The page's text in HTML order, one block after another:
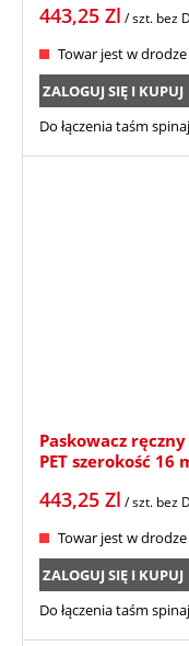
443,25 Zl / szt. bez
Towar jest w
ZALOGUJ SIĘ I KUPUJ
Do łączenia taśm
Paskowacz
PET szerokość 16
443,25 Zl / szt. bez
Towar jest w
ZALOGUJ SIĘ I KUPUJ
Do łączenia taśm